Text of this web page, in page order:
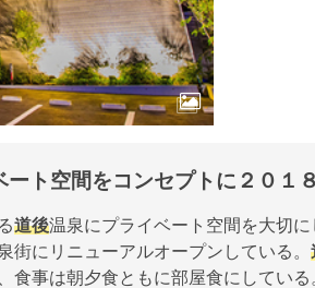
ト空間をコンセプトに２０１
道後温泉にプライベート空間を大切に
街にリニューアルオープンしている。
食事は朝夕食ともに部屋食にしている